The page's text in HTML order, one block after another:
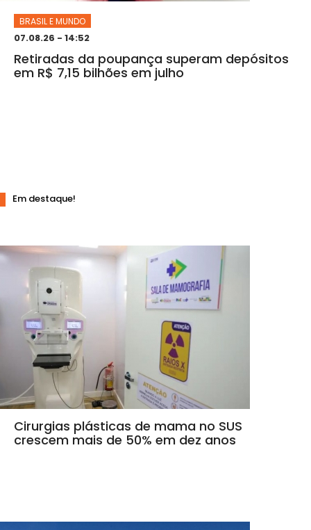
BRASIL E MUNDO
07.08.26 - 14:52
Retiradas da poupança superam depósitos
em R$ 7,15 bilhões em julho
Em destaque!
Cirurgias plásticas de mama no SUS
crescem mais de 50% em dez anos